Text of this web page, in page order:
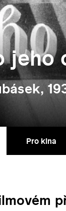
jeho
Pro kina